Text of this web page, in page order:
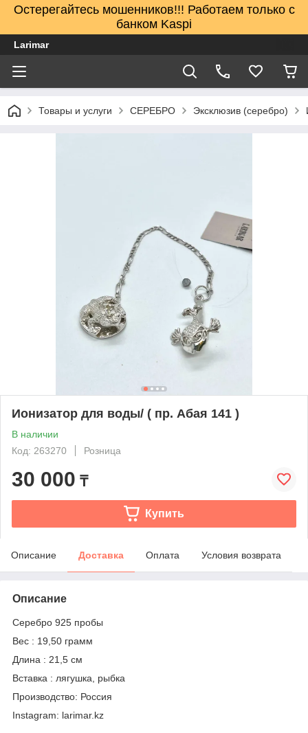
Остерегайтесь мошенников!!! Работаем только с
банком Kaspi
Larimar
Товары и услуги СЕРЕБРО Эксклюзив (серебро)
Ионизатор для воды/ ( пр. Абая 141 )
В наличии
Код: 263270
Розница
30 000 ₸
Купить
Описание Доставка Оплата Условия возврата
Описание
Серебро 925 пробы
Вес : 19,50 грамм
Длина : 21,5 см
Вставка : лягушка, рыбка
Производство: Россия
Instagram: larimar.kz